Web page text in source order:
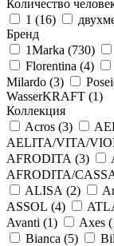
Количество
1 (16)
Бренд
1Marka (730)
Florentina (4)
Milardo (3)
WasserKRAFT (1)
Коллекция
Acros (3)
AELITA/VITA/
AFRODITA (3)
AFRODITA/
ALISA (2)
ASSOL (4)
Avanti (1) Axes (
Bianca (5)